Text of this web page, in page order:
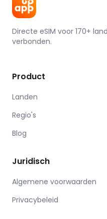
Directe eSIM voor 170+
verbonden.
Product
Landen
Regio's
Blog
Juridisch
Algemene voorwaarden
Privacybeleid